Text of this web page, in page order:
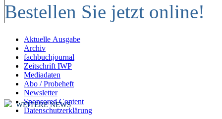
Bestellen Sie jetzt online!
Aktuelle Ausgabe
Archiv
fachbuchjournal
Zeitschrift IWP
Mediadaten
Abo / Probeheft
Newsletter
Sponsored Content
Datenschutzerklärung
WEITERE NEWS